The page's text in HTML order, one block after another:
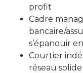
profit
Cadre
bancaire/
s’épanouir
Courtier
réseau